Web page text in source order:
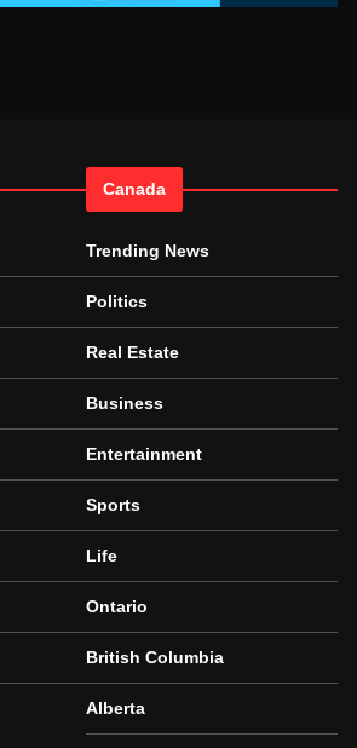
Canada
Trending News
Politics
Real Estate
Business
Entertainment
Sports
Life
Ontario
British Columbia
Alberta